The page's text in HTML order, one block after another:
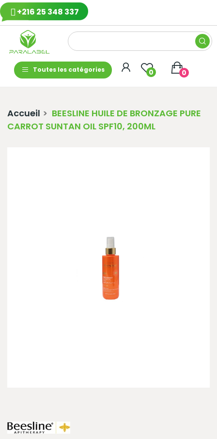
+216 25 348 337
Toutes les catégories 0 0
Accueil
BEESLINE HUILE DE BRONZAGE PURE
CARROT SUNTAN OIL SPF10, 200ML